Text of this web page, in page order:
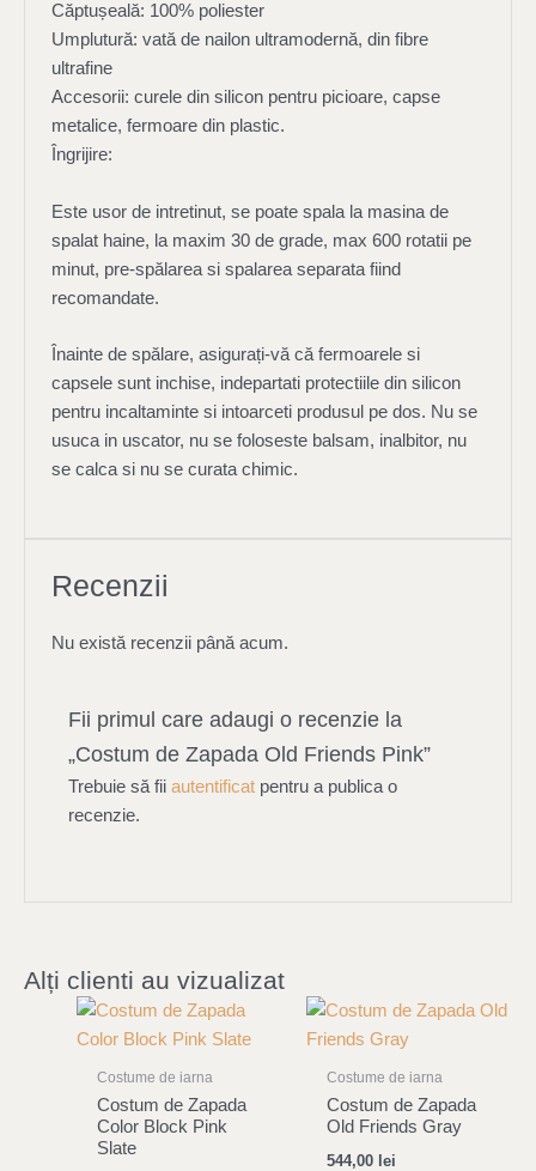
Căptușeală: 100% poliester
Umplutură: vată de nailon ultramodernă, din fibre
ultrafine
Accesorii: curele din silicon pentru picioare, capse
metalice, fermoare din plastic.
Îngrijire:
Este usor de intretinut, se poate spala la masina de
spalat haine, la maxim 30 de grade, max 600 rotatii pe
minut, pre-spălarea si spalarea separata fiind
recomandate.
Înainte de spălare, asigurați-vă că fermoarele si
capsele sunt inchise, indepartati protectiile din silicon
pentru incaltaminte si intoarceti produsul pe dos. Nu se
usuca in uscator, nu se foloseste balsam, inalbitor, nu
se calca si nu se curata chimic.
Recenzii
Nu există recenzii până acum.
Fii primul care adaugi o recenzie la
„Costum de Zapada Old Friends Pink”
Trebuie să fiiautentificat pentru a publica o
recenzie.
Alți clienti au vizualizat
Costume de iarna
Costum de Zapada
Color Block Pink
Slate
Costume de iarna
Costum de Zapada
Old Friends Gray
544,00 lei